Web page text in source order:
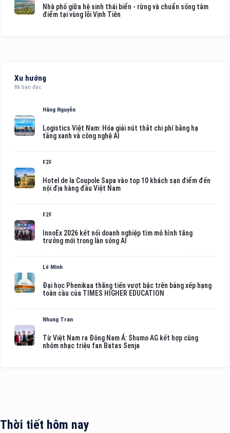
Nhà phố giữa hệ sinh thái biển - rừng và chuẩn sống tâm
điểm tại vùng lõi Vịnh Tiên
Xu hướng
8k bạn đọc
Hằng Nguyễn
Logistics Việt Nam: Hóa giải nút thắt chi phí bằng hạ
tầng xanh và công nghệ AI
F2F
Hotel de la Coupole Sapa vào top 10 khách sạn điểm đến
nội địa hàng đầu Việt Nam
F2F
InnoEx 2026 kết nối doanh nghiệp tìm mô hình tăng
trưởng mới trong làn sóng AI
Lê Minh
Đại học Phenikaa thăng tiến vượt bậc trên bảng xếp hạng
toàn cầu của TIMES HIGHER EDUCATION
Nhung Tran
Từ Việt Nam ra Đông Nam Á: Shumo AG kết hợp cùng
nhóm nhạc triệu fan Batas Senja
Thời tiết hôm nay